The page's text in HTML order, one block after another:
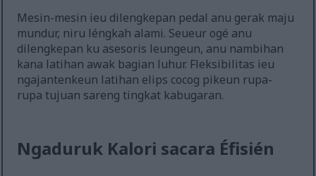
Mesin-mesin ieu dilengkepan pedal anu gerak maju
mundur, niru léngkah alami. Seueur ogé anu
dilengkepan ku asesoris leungeun, anu nambihan
kana latihan awak bagian luhur. Fleksibilitas ieu
ngajantenkeun latihan elips cocog pikeun rupa-
rupa tujuan sareng tingkat kabugaran.
Ngaduruk Kalori sacara Éfisién